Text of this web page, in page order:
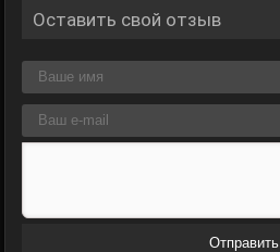
Оставить свой отзыв
Отправить